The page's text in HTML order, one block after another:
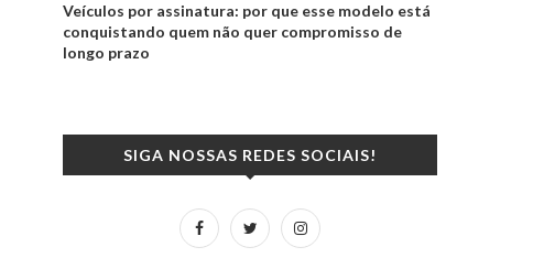
Veículos por assinatura: por que esse modelo está
conquistando quem não quer compromisso de
longo prazo
SIGA NOSSAS REDES SOCIAIS!